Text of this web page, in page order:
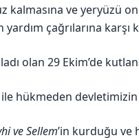
kalmasına ve yeryüzü
çağrılarına karşı
olan 29 Ekim’de
hükmeden devletimizin
ve Sellem’in kurduğu ve